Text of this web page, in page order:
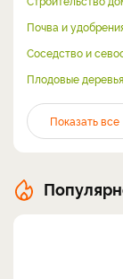
Почва и
Соседство и
Плодовые деревья
Показать все